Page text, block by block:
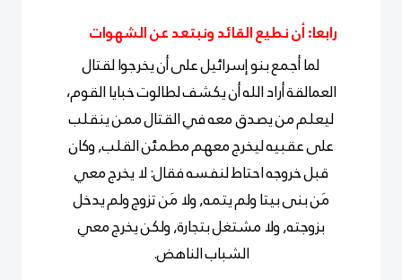
رابعا: أن نطيع القائد ونبتعد عن الشهوات
لما أجمع بنو إسرائيل على أن يخرجوا لقتال
العمالقة أراد الله أن يكشف لطالوت خبايا القوم،
ليعلم من يصدق معه في القتال ممن ينقلب
على عقبيه ليخرج معهم مطمئن القلب, وكان
قبل خروجه احتاط لنفسه فقال: لا يخرج معي
مَن بنى بيتا ولم يتمه, ولا مَن تزوج ولم يدخل
بزوجته, ولا مشتغل بتجارة, ولكن يخرج معي
الشباب الناهض.